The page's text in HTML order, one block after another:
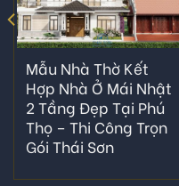
Mẫu Nhà Thờ Kết
Hợp Nhà Ở Mái Nhật
2 Tầng Đẹp Tại Phú
Thọ – Thi Công Trọn
Gói Thái Sơn